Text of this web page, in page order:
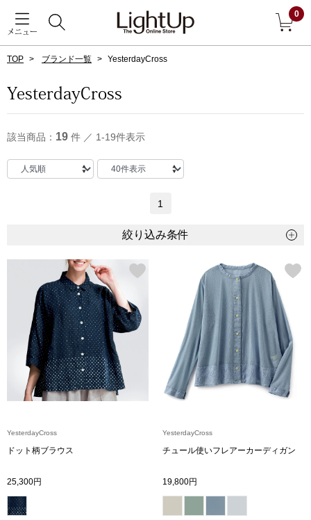
メニュー
0
すべて見る
ダーウェア
ン雑貨
アウター
その他
トップス
Tシャツ／カッ
ポロシャツ
TOP ブランド一覧 YesterdayCross
YesterdayCross
該当商品： 19 件 ／ 1-19件表示
1
絞り込み条件
YesterdayCross
ドット柄ブラウス
25,300円
YesterdayCross
チュール使いフレアーカーディガン
19,800円